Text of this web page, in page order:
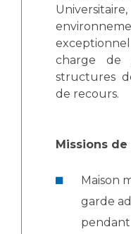
Handi 13
Pôle Médecine
Accueil sourds et
Charte Romain
Mouvement
Activité
Adresser un patient
Réseaux de soins
Radiologie /
Les pôles d'activité
Anatomie et
Adresser un
charge de
structures
de recours.
Missions
Maison
garde
pendant